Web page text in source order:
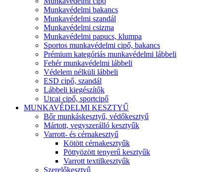
Munkavédelmi bakancs
Munkavédelmi szandál
Munkavédelmi csizma
Munkavédelmi papucs, klumpa
Sportos munkavédelmi cipő, bakancs
Prémium kategóriás munkavédelmi lábbeli
Fehér munkavédelmi lábbeli
Védelem nélküli lábbeli
ESD cipő, szandál
Lábbeli kiegészítők
Utcai cipő, sportcipő
MUNKAVÉDELMI KESZTYŰ
Bőr munkáskesztyű, védőkesztyű
Mártott, vegyszerálló kesztyűk
Varrott- és cérnakesztyű
Kötött cérnakesztyűk
Pöttyözött tenyerű kesztyűk
Varrott textilkesztyűk
Szerelőkesztyű